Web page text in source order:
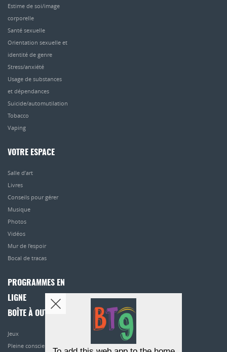
Estime de soi/image
corporelle
Santé sexuelle
Orientation sexuelle et
identité de genre
Stress/anxiété
Usage de substances
et dépendances
Suicide/automutilation
Tobacco
Vaping
VOTRE ESPACE
Salle d’art
Livres
Conseils pour gérer
Musique
Photos
Vidéos
Mur de l’espoir
Bocal de tracas
PROGRAMMES EN
LIGNE
BOÎTE À OUTILS
Jeux
Pleine conscience